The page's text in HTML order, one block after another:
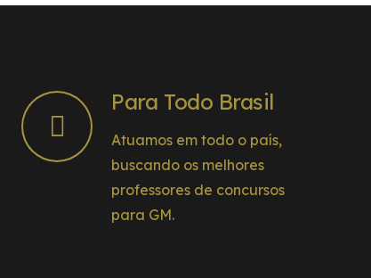
Para Todo Brasil
Atuamos em todo o país,
buscando os melhores
professores de concursos
para GM.